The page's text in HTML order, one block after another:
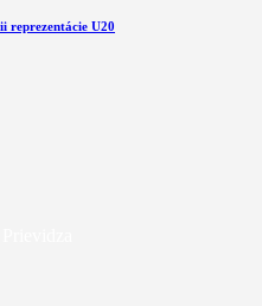
reprezentácie U20